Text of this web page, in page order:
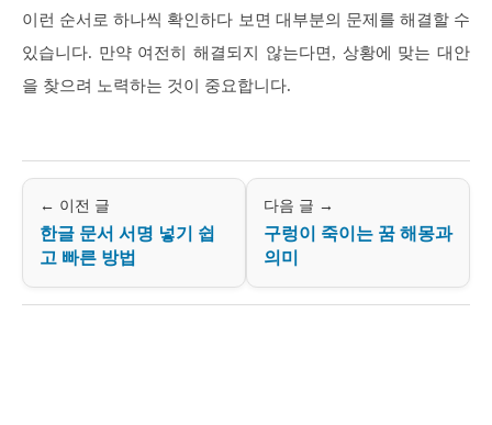
이런 순서로 하나씩 확인하다 보면 대부분의 문제를 해결할 수
있습니다. 만약 여전히 해결되지 않는다면, 상황에 맞는 대안
을 찾으려 노력하는 것이 중요합니다.
← 이전 글
한글 문서 서명 넣기 쉽
고 빠른 방법
다음 글 →
구렁이 죽이는 꿈 해몽과
의미